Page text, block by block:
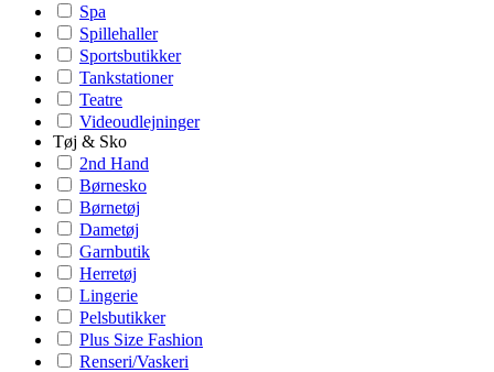
Spa
Spillehaller
Sportsbutikker
Tankstationer
Teatre
Videoudlejninger
Tøj & Sko
2nd Hand
Børnesko
Børnetøj
Dametøj
Garnbutik
Herretøj
Lingerie
Pelsbutikker
Plus Size Fashion
Renseri/Vaskeri